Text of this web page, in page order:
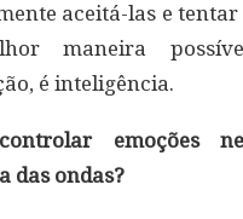
aceitá-las e
maneira
é inteligência.
emoções
das ondas?